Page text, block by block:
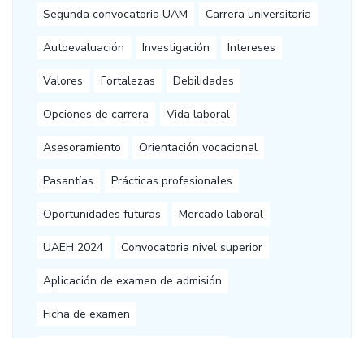
Segunda convocatoria UAM Carrera universitaria
Autoevaluación Investigación Intereses
Valores Fortalezas Debilidades
Opciones de carrera Vida laboral
Asesoramiento Orientación vocacional
Pasantías Prácticas profesionales
Oportunidades futuras Mercado laboral
UAEH 2024 Convocatoria nivel superior
Aplicación de examen de admisión
Ficha de examen